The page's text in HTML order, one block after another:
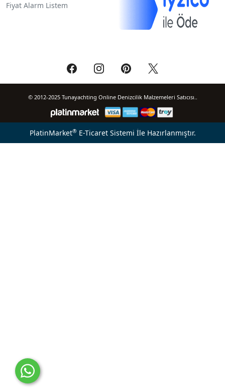
Fiyat Alarm Listem
© 2012-2025 Tunayachting Online Denizcilik Malzemeleri Satıcısı..
PlatinMarket®E-Ticaret Sistemi İle Hazırlanmıştır.